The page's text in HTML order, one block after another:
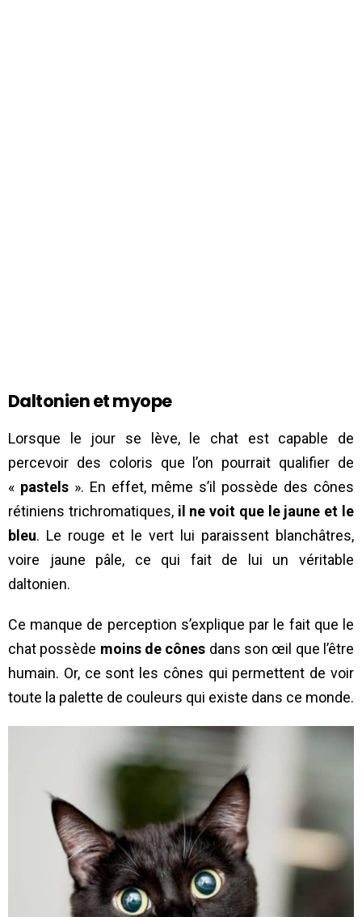
Daltonien et myope
Lorsque le jour se lève, le chat est capable de
percevoir des coloris que l’on pourrait qualifier de
« pastels». En effet, même s’il possède des cônes
rétiniens trichromatiques, il ne voit que le jaune et le
bleu. Le rouge et le vert lui paraissent blanchâtres,
voire jaune pâle, ce qui fait de lui un véritable
daltonien.
Ce manque de perception s’explique par le fait que le
chat possède moins de cônes dans son œil que l’être
humain. Or, ce sont les cônes qui permettent de voir
toute la palette de couleurs qui existe dans ce monde.